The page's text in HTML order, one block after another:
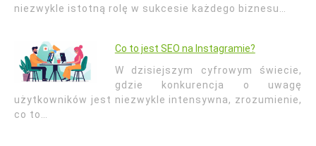
niezwykle istotną rolę w sukcesie każdego biznesu…
Co to jest SEO na Instagramie?
W dzisiejszym cyfrowym świecie,
gdzie konkurencja o uwagę
użytkowników jest niezwykle intensywna, zrozumienie,
co to…